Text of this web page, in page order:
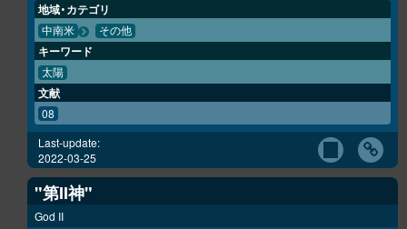
地域・カテゴリ
中南米 その他
キーワード
太陽
文献
08
Last-update:
2022-03-25
"第II神"
God II